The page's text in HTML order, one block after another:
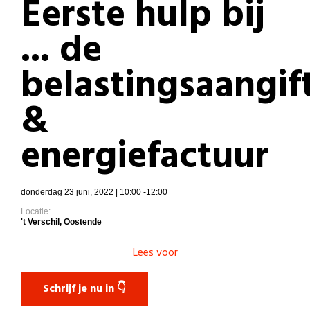
Eerste hulp bij
... de
&
energiefactuur
donderdag 23 juni, 2022 | 10:00 -12:00
Locatie:
't Verschil, Oostende
Lees voor
Schrijf je nu in 👇